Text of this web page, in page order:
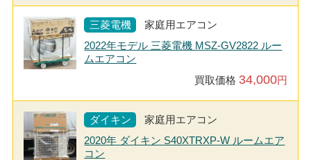
三菱電機
家庭用エアコン
2022年モデル 三菱電機 MSZ-GV2822 ルー
ムエアコン
買取価格 34,000円
ダイキン
家庭用エアコン
2020年 ダイキン S40XTRXP-W ルームエア
コン